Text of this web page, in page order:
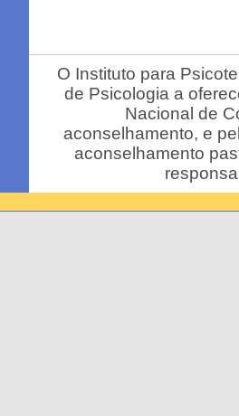
O Instituto para
de Psicologia a
Nacional de
aconselhamento, e
aconselhamento